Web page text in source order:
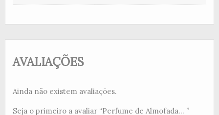
AVALIAÇÕES
Ainda não existem avaliações.
Seja o primeiro a avaliar “Perfume de Almofada... ”